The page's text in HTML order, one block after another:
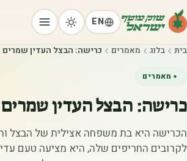
EN
בית בלוג מאמרים כרישה: הבצל העדין שמרים
מאמרים
כרישה: הבצל העדין
הכרישה היא בת משפחה אצילית של הבצל
לקרובים החריפים שלה, היא מציעה טעם